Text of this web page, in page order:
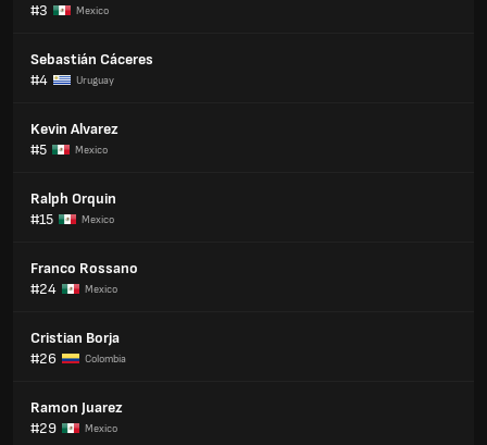
#3
Mexico
Sebastián Cáceres
#4
Uruguay
Kevin Alvarez
#5
Mexico
Ralph Orquin
#15
Mexico
Franco Rossano
#24
Mexico
Cristian Borja
#26
Colombia
Ramon Juarez
#29
Mexico